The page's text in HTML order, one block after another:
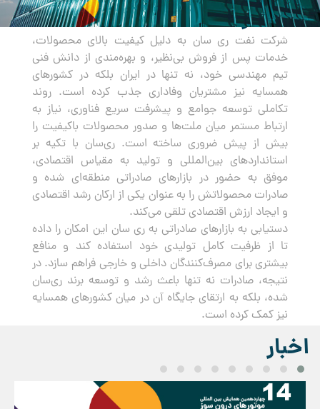
صادرات
شرکت نفت ری سان به دلیل کیفیت بالای محصولات،
خدمات پس از فروش بی‌نظیر، و بهره‌مندی از دانش فنی
تیم مهندسی خود، نه تنها در ایران بلکه در کشورهای
همسایه نیز مشتریان وفاداری جذب کرده است. روند
تکاملی توسعه جوامع و پیشرفت سریع فناوری، نیاز به
ارتباط مستمر میان ملت‌ها و صدور محصولات باکیفیت را
بیش از پیش ضروری ساخته است. ری‌سان با تکیه بر
استانداردهای بین‌المللی و تولید به مقیاس اقتصادی،
موفق به حضور در بازارهای صادراتی منطقه‌ای شده و
صادرات محصولاتش را به عنوان یکی از ارکان رشد اقتصادی
و ایجاد ارزش اقتصادی تلقی می‌کند.
دستیابی به بازارهای صادراتی به ری سان این امکان را داده
تا از ظرفیت کامل تولیدی خود استفاده کند و منافع
بیشتری برای مصرف‌کنندگان داخلی و خارجی فراهم سازد. در
نتیجه، صادرات نه تنها باعث رشد و توسعه برند ری‌سان
شده، بلکه به ارتقای جایگاه آن در میان کشورهای همسایه
نیز کمک کرده است.
اخبار